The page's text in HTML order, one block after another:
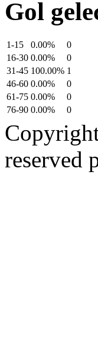
Gol
1-15 0.00%
0
16-30 0.00%
0
31-45 100.00% 1
46-60 0.00%
0
61-75 0.00%
0
76-90 0.00% 0
reserved